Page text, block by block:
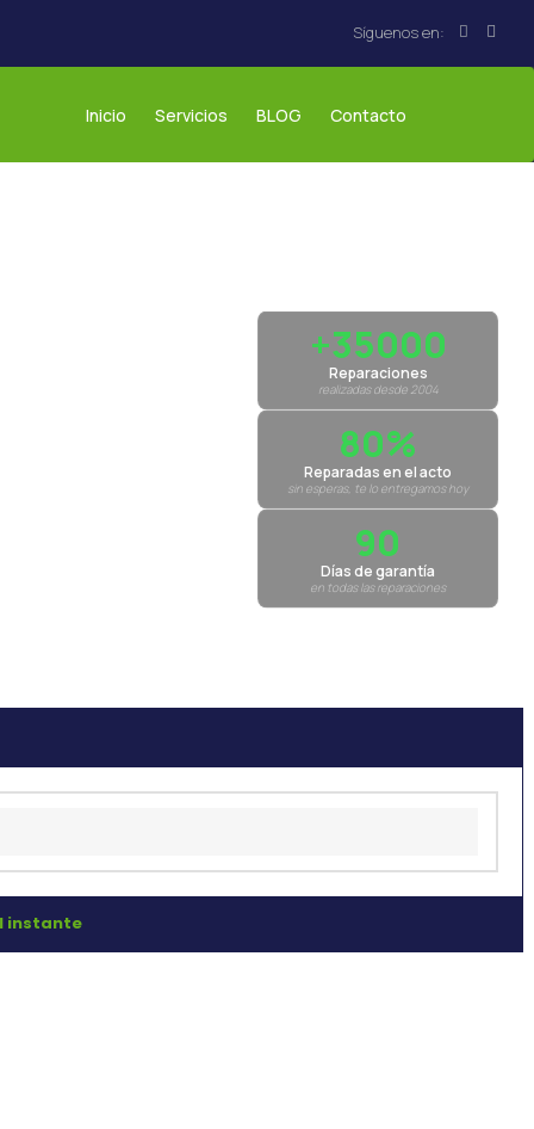
Inicio Servicios BLOG Contacto
+35000
Reparaciones
realizadas desde 2004
80%
Reparadas en el acto
sin esperas, te lo entregamos hoy
90
Días de garantía
en todas las reparaciones
instante